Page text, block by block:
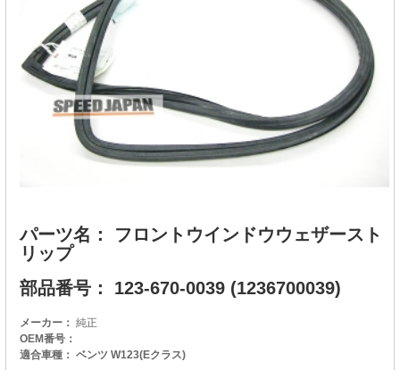
パーツ名： フロントウインドウウェザースト
リップ
部品番号： 123-670-0039 (1236700039)
メーカー： 純正
OEM番号：
適合車種： ベンツ W123(Eクラス)